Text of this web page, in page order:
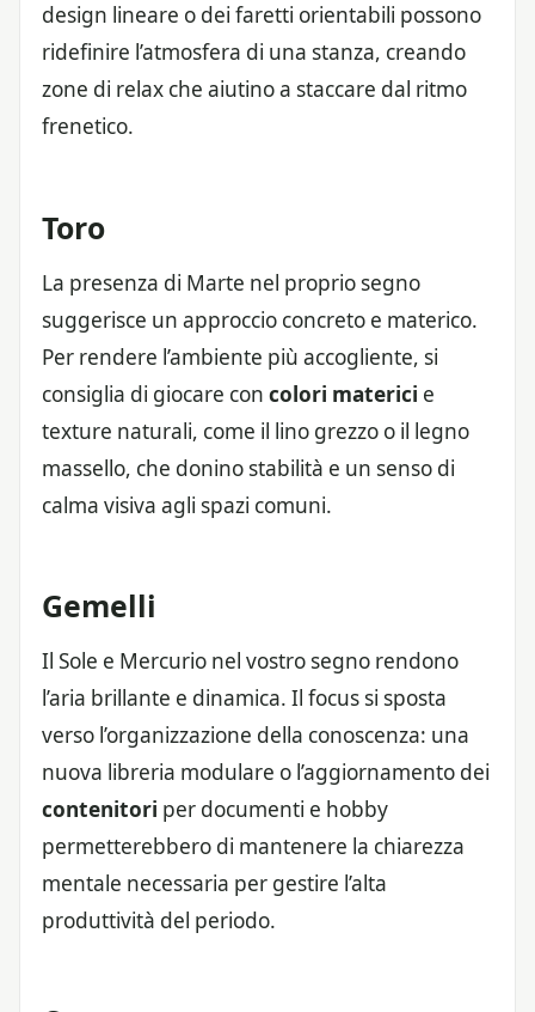
design lineare o dei faretti orientabili possono
ridefinire l’atmosfera di una stanza, creando
zone di relax che aiutino a staccare dal ritmo
frenetico.
Toro
La presenza di Marte nel proprio segno
suggerisce un approccio concreto e materico.
Per rendere l’ambiente più accogliente, si
consiglia di giocare con colori materici e
texture naturali, come il lino grezzo o il legno
massello, che donino stabilità e un senso di
calma visiva agli spazi comuni.
Gemelli
Il Sole e Mercurio nel vostro segno rendono
l’aria brillante e dinamica. Il focus si sposta
verso l’organizzazione della conoscenza: una
nuova libreria modulare o l’aggiornamento dei
contenitori per documenti e hobby
permetterebbero di mantenere la chiarezza
mentale necessaria per gestire l’alta
produttività del periodo.